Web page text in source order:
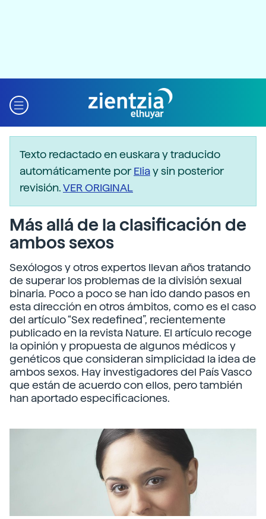
Texto redactado en euskara y traducido
automáticamente porEliay sin posterior
revisión.VER ORIGINAL
Más allá de la clasificación de
ambos sexos
Sexólogos y otros expertos llevan años tratando
de superar los problemas de la división sexual
binaria. Poco a poco se han ido dando pasos en
esta dirección en otros ámbitos, como es el caso
del artículo “Sex redefined”, recientemente
publicado en la revista Nature. El artículo recoge
la opinión y propuesta de algunos médicos y
genéticos que consideran simplicidad la idea de
ambos sexos. Hay investigadores del País Vasco
que están de acuerdo con ellos, pero también
han aportado especificaciones.